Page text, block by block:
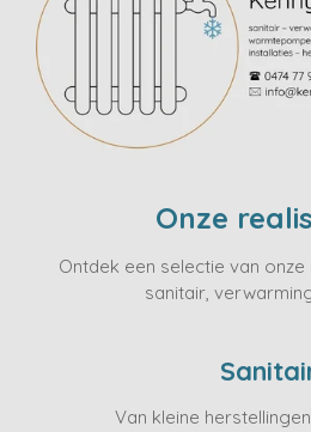
Onze
Ontdek een selectie van
sanitair,
Van kleine